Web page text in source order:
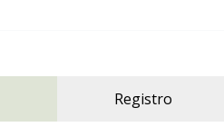
Registro